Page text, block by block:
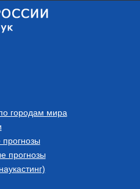
городам мира
прогнозы